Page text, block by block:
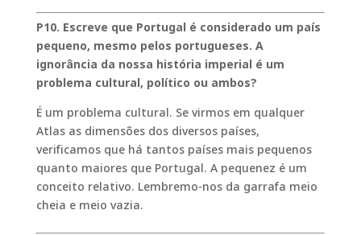
P10. Escreve que Portugal é considerado um país
pequeno, mesmo pelos portugueses. A
ignorância da nossa história imperial é um
problema cultural, político ou ambos?
É um problema cultural. Se virmos em qualquer
Atlas as dimensões dos diversos países,
verificamos que há tantos países mais pequenos
quanto maiores que Portugal. A pequenez é um
conceito relativo. Lembremo-nos da garrafa meio
cheia e meio vazia.